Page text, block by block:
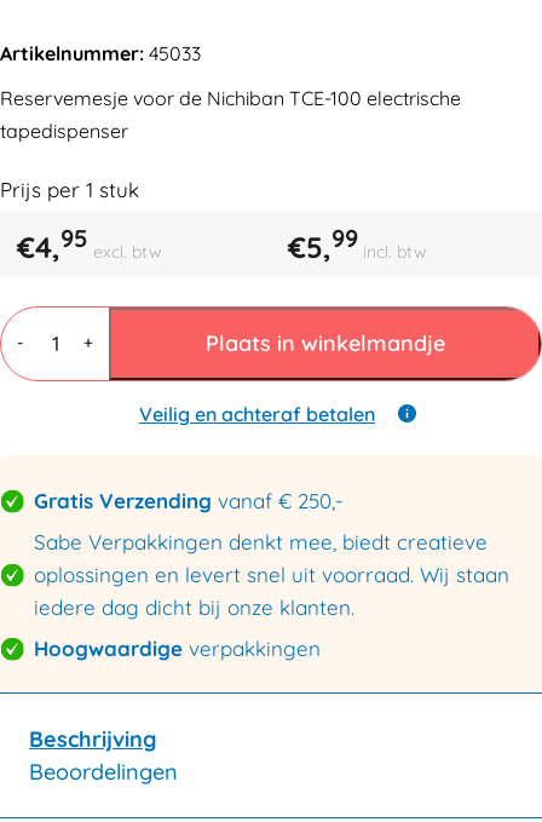
Artikelnummer: 45033
Reservemesje voor de Nichiban TCE-100 electrische
tapedispenser
Prijs per 1 stuk
€4,95 excl. btw €5,99 incl. btw
-
TCE-
100
mesje
aantal
+ Plaats in winkelmandje
Veilig en achteraf betalen
Gratis Verzending vanaf € 250,-
Sabe Verpakkingen denkt mee, biedt creatieve
oplossingen en levert snel uit voorraad. Wij staan
iedere dag dicht bij onze klanten.
Hoogwaardige verpakkingen
Beschrijving
Beoordelingen